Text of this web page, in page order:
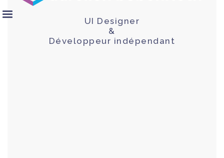
UI Designer
&
Développeur indépendant